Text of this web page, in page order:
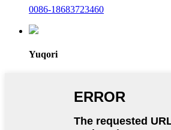
0086-18683723460
Yuqori